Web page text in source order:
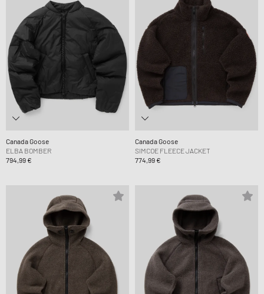
Canada Goose
ELBA BOMBER
794,99 €
Canada Goose
SIMCOE FLEECE JACKET
774,99 €